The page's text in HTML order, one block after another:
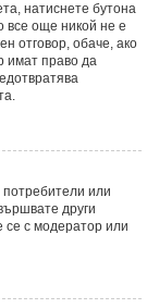
натиснете бутона
все още никой не е
отговор, обаче, ако
имат право да
или
други
с модератор или